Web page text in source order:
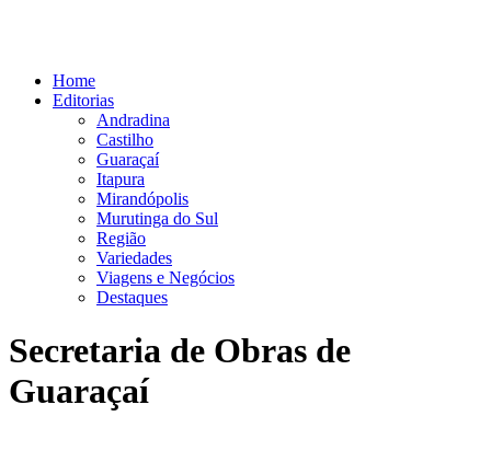
Home
Editorias
Andradina
Castilho
Guaraçaí
Itapura
Mirandópolis
Murutinga do Sul
Região
Variedades
Viagens e Negócios
Destaques
Secretaria de Obras de
Guaraçaí